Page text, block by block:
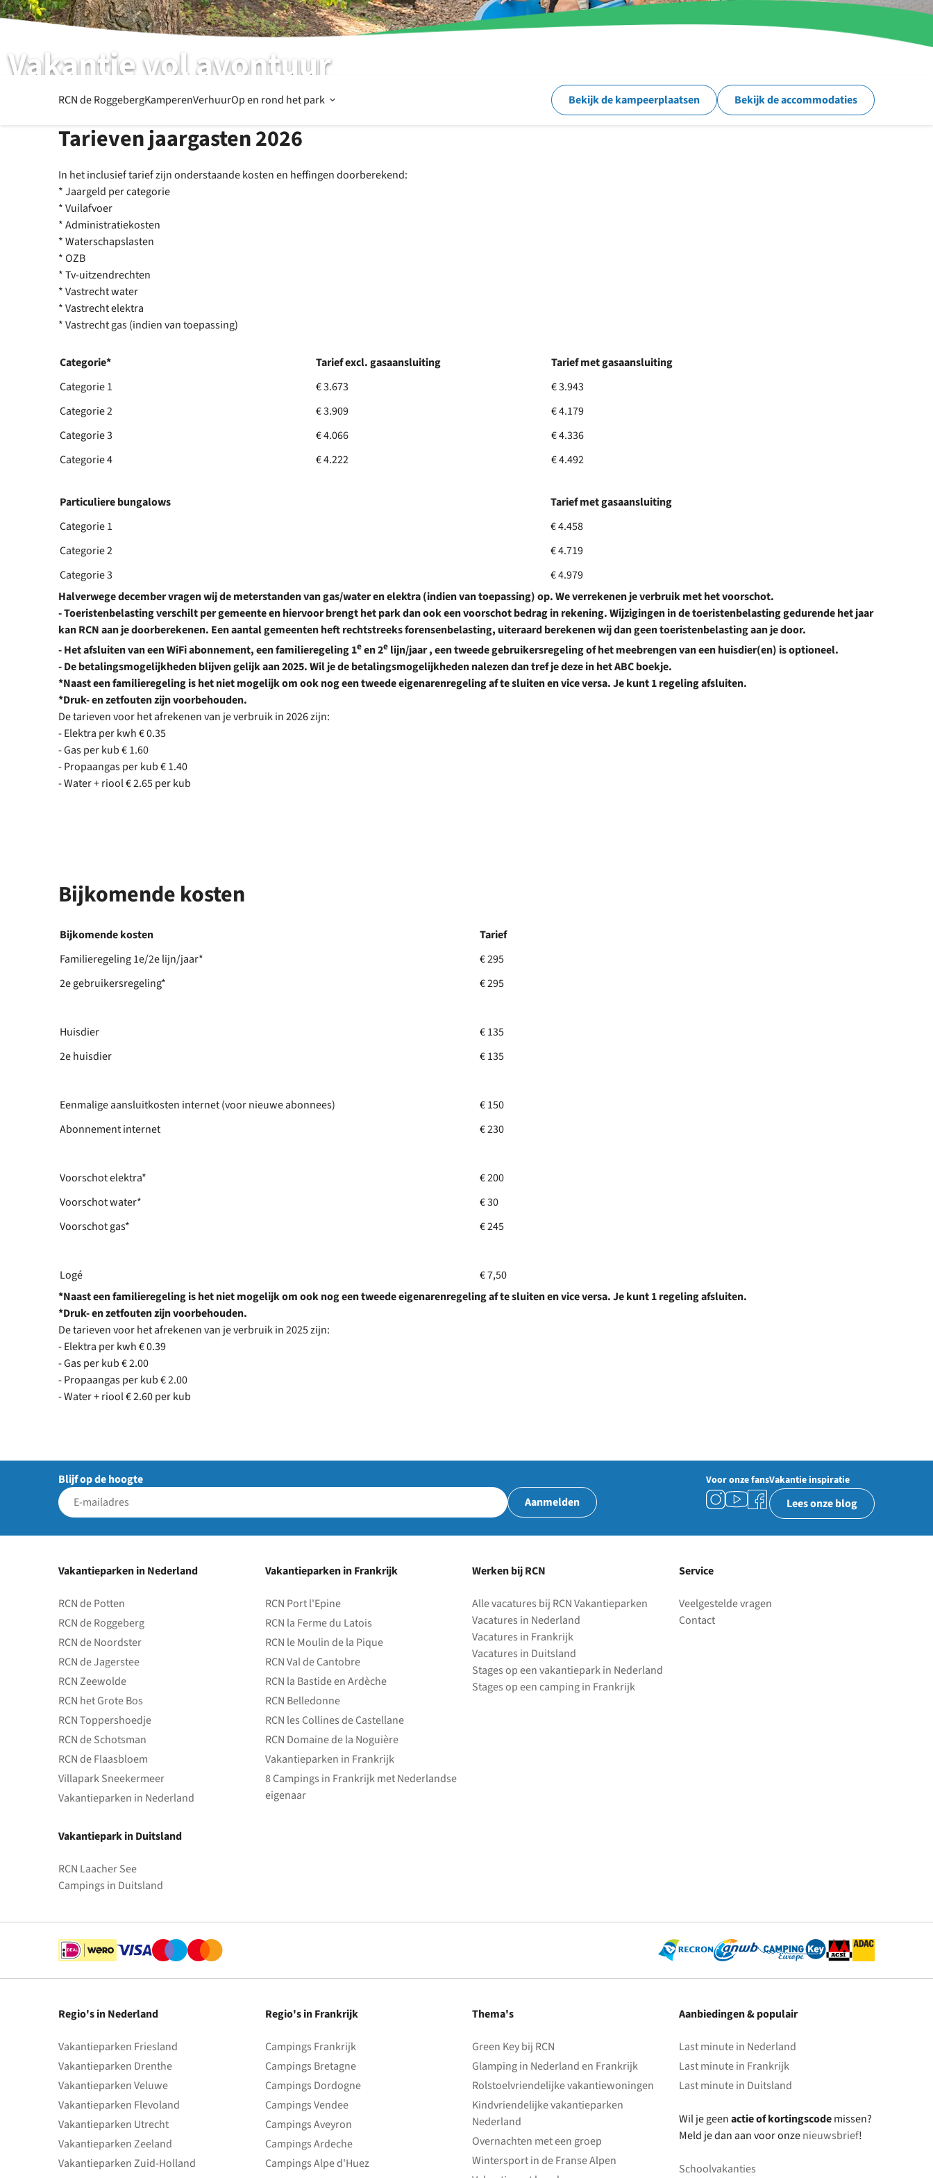
Vakantie vol avontuur
RCN de Roggeberg | Appelscha | Friesland
RCN de RoggebergKamperenVerhuurOp en rond het park Open Bekijk de kampeerplaatsen Bekijk de accommodaties
Tarieven jaargasten 2026
In het inclusief tarief zijn onderstaande kosten en heffingen doorberekend:
* Jaargeld per categorie
* Vuilafvoer
* Administratiekosten
* Waterschapslasten
* OZB
* Tv-uitzendrechten
* Vastrecht water
* Vastrecht elektra
* Vastrecht gas (indien van toepassing)
Categorie* Tarief excl. gasaansluiting
Tarief met gasaansluiting
Categorie 1
€ 3.673
€ 3.943
Categorie 2
€ 3.909
€ 4.179
Categorie 3
€ 4.066
€ 4.336
Categorie 4
€ 4.222 € 4.492
Particuliere bungalows
Tarief met gasaansluiting
Categorie 1
€ 4.458
Categorie 2
€ 4.719
Categorie 3
€ 4.979
Halverwege december vragen wij de meterstanden van gas/water en elektra (indien van toepassing) op. We verrekenen je verbruik met het voorschot.
- Toeristenbelasting verschilt per gemeente en hiervoor brengt het park dan ook een voorschot bedrag in rekening. Wijzigingen in de toeristenbelasting gedurende het jaar
kan RCN aan je doorberekenen. Een aantal gemeenten heft rechtstreeks forensenbelasting, uiteraard berekenen wij dan geen toeristenbelasting aan je door.
- Het afsluiten van een WiFi abonnement, een familieregeling 1een 2e lijn/jaar , een tweede gebruikersregeling of het meebrengen van een huisdier(en) is optioneel.
- De betalingsmogelijkheden blijven gelijk aan 2025. Wil je de betalingsmogelijkheden nalezen dan tref je deze in het ABC boekje.
*Naast een familieregeling is het niet mogelijk om ook nog een tweede eigenarenregeling af te sluiten en vice versa. Je kunt 1 regeling afsluiten.
*Druk- en zetfouten zijn voorbehouden.
De tarieven voor het afrekenen van je verbruik in 2026 zijn:
- Elektra per kwh € 0.35
- Gas per kub € 1.60
- Propaangas per kub € 1.40
- Water + riool € 2.65 per kub
Bijkomende kosten
Bijkomende kosten
Tarief
Familieregeling 1e/2e lijn/jaar*
€ 295
2e gebruikersregeling*
€ 295
Huisdier
€ 135
2e huisdier
€ 135
Eenmalige aansluitkosten internet (voor nieuwe abonnees)
€ 150
Abonnement internet
€ 230
Voorschot elektra*
€ 200
Voorschot water*
€ 30
Voorschot gas*
€ 245
Logé
€ 7,50
*Naast een familieregeling is het niet mogelijk om ook nog een tweede eigenarenregeling af te sluiten en vice versa. Je kunt 1 regeling afsluiten.
*Druk- en zetfouten zijn voorbehouden.
De tarieven voor het afrekenen van je verbruik in 2025 zijn:
- Elektra per kwh € 0.39
- Gas per kub € 2.00
- Propaangas per kub € 2.00
- Water + riool € 2.60 per kub
Blijf op de hoogte
Aanmelden
Voor onze fansVakantie inspiratie
Lees onze blog
Vakantieparken in Nederland
RCN de Potten
RCN de Roggeberg
RCN de Noordster
RCN de Jagerstee
RCN Zeewolde
RCN het Grote Bos
RCN Toppershoedje
RCN de Schotsman
RCN de Flaasbloem
Villapark Sneekermeer
Vakantieparken in Nederland
Vakantiepark in Duitsland
RCN Laacher See
Campings in Duitsland
Vakantieparken in Frankrijk
RCN Port l'Epine
RCN la Ferme du Latois
RCN le Moulin de la Pique
RCN Val de Cantobre
RCN la Bastide en Ardèche
RCN Belledonne
RCN les Collines de Castellane
RCN Domaine de la Noguière
Vakantieparken in Frankrijk
8 Campings in Frankrijk met Nederlandse
eigenaar
Werken bij RCN
Alle vacatures bij RCN Vakantieparken
Vacatures in Nederland
Vacatures in Frankrijk
Vacatures in Duitsland
Stages op een vakantiepark in Nederland
Stages op een camping in Frankrijk
Service
Veelgestelde vragen
Contact
Regio's in Nederland
Vakantieparken Friesland
Vakantieparken Drenthe
Vakantieparken Veluwe
Vakantieparken Flevoland
Vakantieparken Utrecht
Vakantieparken Zeeland
Vakantieparken Zuid-Holland
Regio's in Frankrijk
Campings Frankrijk
Campings Bretagne
Campings Dordogne
Campings Vendee
Campings Aveyron
Campings Ardeche
Campings Alpe d'Huez
Thema's
Green Key bij RCN
Glamping in Nederland en Frankrijk
Rolstoelvriendelijke vakantiewoningen
Kindvriendelijke vakantieparken
Nederland
Overnachten met een groep
Wintersport in de Franse Alpen
Aanbiedingen & populair
Last minute in Nederland
Last minute in Frankrijk
Last minute in Duitsland
Wil je geenactie of kortingscodemissen?
Meld je dan aan voor onzenieuwsbrief!
Schoolvakanties